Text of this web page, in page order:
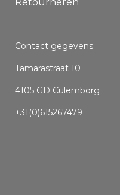
Contact gegevens:
Tamarastraat 10
4105 GD Culemborg
+31(0)615267479